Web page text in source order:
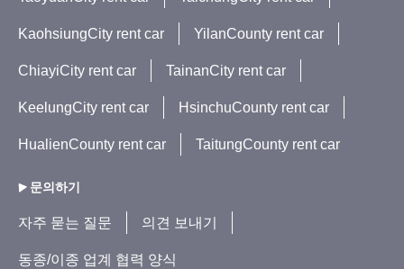
KaohsiungCity rent car YilanCounty rent car
ChiayiCity rent car TainanCity rent car
KeelungCity rent car HsinchuCounty rent car
HualienCounty rent car TaitungCounty rent car
문의하기
자주 묻는 질문 의견 보내기
동종/이종 업계 협력 양식